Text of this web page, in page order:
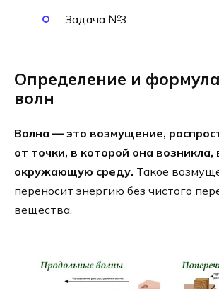
Задача №3
Определение и
волн
Волна — это возмущение,
от точки, в которой она возникла,
окружающую среду. Такое
переносит энергию без чистого
вещества.